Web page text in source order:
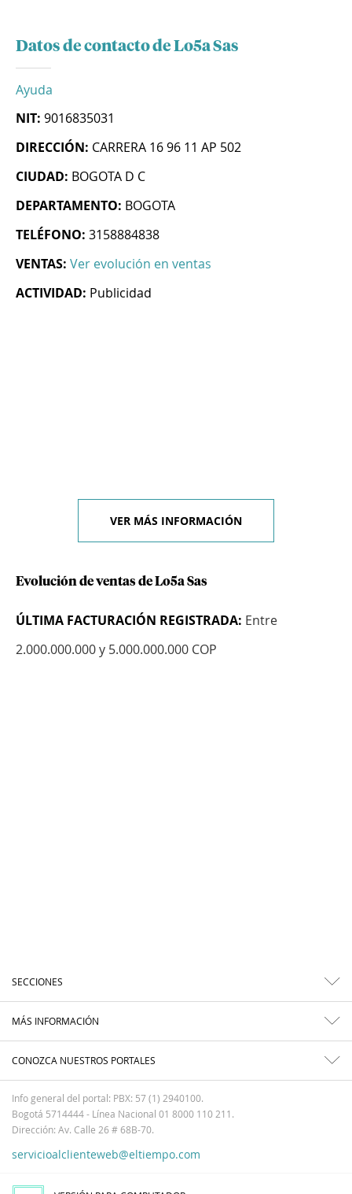
Datos de contacto de Lo5a Sas
Ayuda
NIT: 9016835031
DIRECCIÓN: CARRERA 16 96 11 AP 502
CIUDAD: BOGOTA D C
DEPARTAMENTO: BOGOTA
TELÉFONO: 3158884838
VENTAS: Ver evolución en ventas
ACTIVIDAD: Publicidad
VER MÁS INFORMACIÓN
Evolución de ventas de Lo5a Sas
ÚLTIMA FACTURACIÓN REGISTRADA: Entre
2.000.000.000 y 5.000.000.000 COP
SECCIONES
MÁS INFORMACIÓN
CONOZCA NUESTROS PORTALES
Info general del portal: PBX: 57 (1) 2940100.
Bogotá 5714444 - Línea Nacional 01 8000 110 211.
Dirección: Av. Calle 26 # 68B-70.
servicioalclienteweb@eltiempo.com